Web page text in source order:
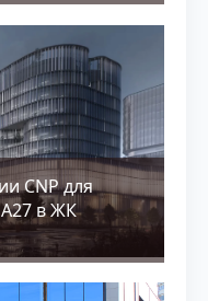
CNP для
в ЖК